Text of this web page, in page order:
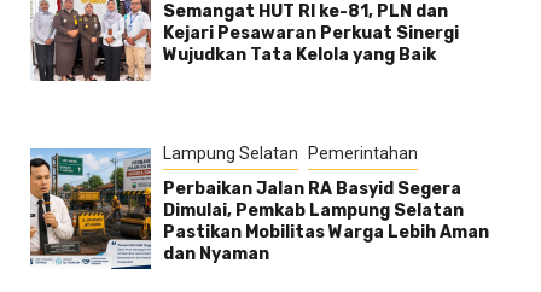
Semangat HUT RI ke-81, PLN dan
Kejari Pesawaran Perkuat Sinergi
Wujudkan Tata Kelola yang Baik
Lampung Selatan Pemerintahan
Perbaikan Jalan RA Basyid Segera
Dimulai, Pemkab Lampung Selatan
Pastikan Mobilitas Warga Lebih Aman
dan Nyaman